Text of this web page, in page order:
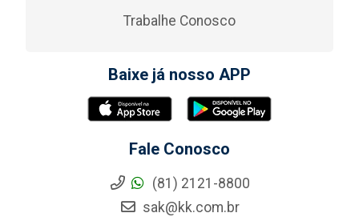
Trabalhe Conosco
Baixe já nosso APP
Fale Conosco
(81) 2121-8800
sak@kk.com.br